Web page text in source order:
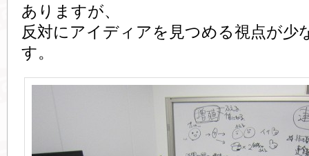
ありますが、
反対にアイディアを見つめる視点が少
す。